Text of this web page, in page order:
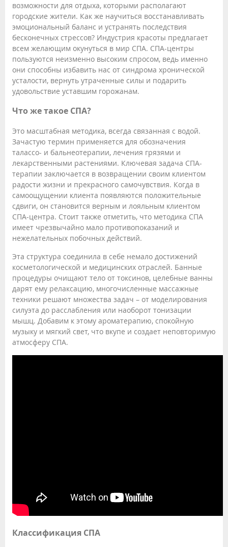
возможности для отдыха, которыми располагают
городские жители. Как же научиться восстанавливать
эмоциональный баланс и устранять последствия
бесконечных стрессов? Индустрия красоты предлагает
всем желающим окунуться в мир СПА. СПА-центры
пользуются неизменно высоким спросом, ведь именно
они способны избавить нас от синдрома хронической
усталости, вернуть утраченные силы и подарить
удовольствие уставшим горожанам.
Что же такое СПА?
Это масштабная методика, всегда связанная с водой.
Зачастую термин применяется для обозначения
талассо- и бальнеотерапии, лечения грязями и
лекарственными растениями. Ключевая задача СПА-
терапии заключается в возвращении своим клиентом
радости жизни и прекрасного самочувствия. Когда в
самоощущении клиента появляются положительные
сдвиги, он становится верным и лояльным клиентом
СПА-центра. Стоит также отметить, что методика СПА
имеет чрезвычайно мало противопоказаний и
нежелательных побочных действий.
Эта структура соединила в себе немало достижений
косметологической и медицинских отраслей. Банные
процедуры очищают тело от токсинов, целебные ванны
дарят ему релаксацию, многочисленные массажные
техники решают множества задач – от моделирования
силуэта до расслабления или наоборот тонизации
мышц. Добавим к этому ароматерапию, спокойную
музыку и мягкий свет, что вкупе и создает неповторимую
атмосферу СПА.
Классификация СПА